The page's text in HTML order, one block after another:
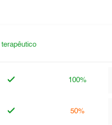
terapêutico
100%
50%